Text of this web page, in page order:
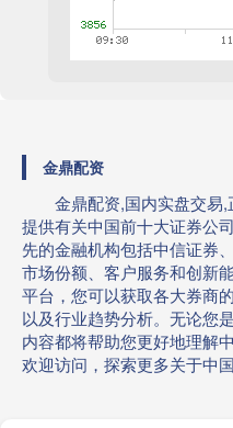
金鼎配资
金鼎配资,国内实盘交易
提供有关中国前十大证券公
先的金融机构包括中信证券
市场份额、客户服务和创新
平台，您可以获取各大券商
以及行业趋势分析。无论您
内容都将帮助您更好地理解
欢迎访问，探索更多关于中